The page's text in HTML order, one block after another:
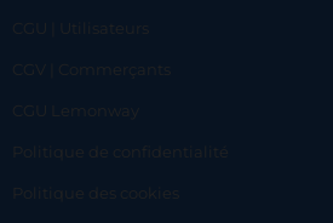
CGU | Utilisateurs
CGV | Commerçants
CGU Lemonway
Politique de confidentialité
Politique des cookies